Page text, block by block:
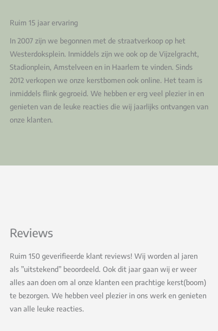
Ruim 15 jaar ervaring
In 2007 zijn we begonnen met de straatverkoop op het
Westerdoksplein. Inmiddels zijn we ook op de Vijzelgracht,
Stadionplein, Amstelveen en in Haarlem te vinden. Sinds
2012 verkopen we onze kerstbomen ook online. Het team is
inmiddels flink gegroeid. We hebben er erg veel plezier in en
genieten van de leuke reacties die wij jaarlijks ontvangen van
onze klanten.
Reviews
Ruim 150 geverifieerde klant reviews! Wij worden al jaren
als ”uitstekend” beoordeeld. Ook dit jaar gaan wij er weer
alles aan doen om al onze klanten een prachtige kerst(boom)
te bezorgen. We hebben veel plezier in ons werk en genieten
van alle leuke reacties.